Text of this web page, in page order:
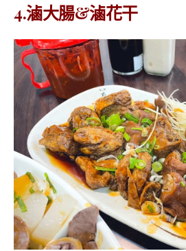
4.滷大腸&滷花干